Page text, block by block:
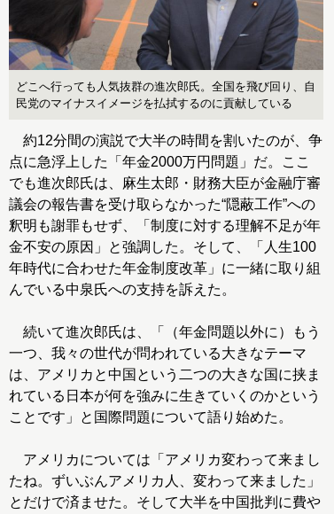
どこへ行っても人気抜群の進次郎氏。全国を飛び回り、自
民党のマイナスイメージを払拭するのに貢献している
約12分間の演説で大半の時間を割いたのが、争
点に急浮上した「年金2000万円問題」だ。ここ
でも進次郎氏は、麻生太郎・財務大臣が金融庁審
議会の報告書を受け取らなかった“隠蔽工作”への
釈明も謝罪もせず、「制度に対する理解不足が年
金不安の原因」と強調した。そして、「人生100
年時代に合わせた年金制度改革」に一緒に取り組
んでいる中泉氏への支持を訴えた。
続いて進次郎氏は、「（年金問題以外に）もう
一つ、我々の世代が問われている大きなテーマ
は、アメリカと中国という二つの大きな国に挟ま
れている日本が何を強みに生きていくのかという
ことです」と国際問題について語り始めた。
アメリカについては「アメリカ変わって来まし
たね。ずいぶんアメリカ人、変わって来ました」
とだけで済ませた。そして大半を中国批判に費や